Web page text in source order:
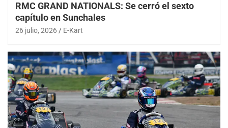
RMC GRAND NATIONALS: Se cerró el sexto
capítulo en Sunchales
26 julio, 2026 E-Kart